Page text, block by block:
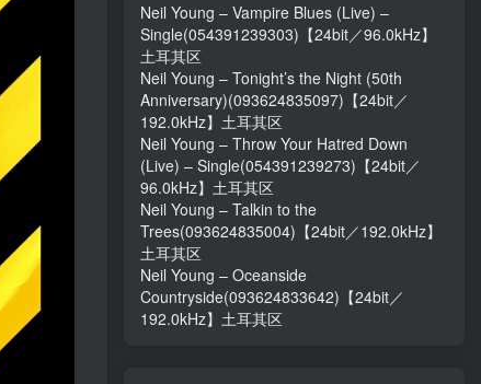
Neil Young – Vampire Blues (Live) –
Single(054391239303)【24bit／96.0kHz】
土耳其区
Neil Young – Tonight’s the Night (50th
Anniversary)(093624835097)【24bit／
192.0kHz】土耳其区
Neil Young – Throw Your Hatred Down
(Live) – Single(054391239273)【24bit／
96.0kHz】土耳其区
Neil Young – Talkin to the
Trees(093624835004)【24bit／192.0kHz】
土耳其区
Neil Young – Oceanside
Countryside(093624833642)【24bit／
192.0kHz】土耳其区